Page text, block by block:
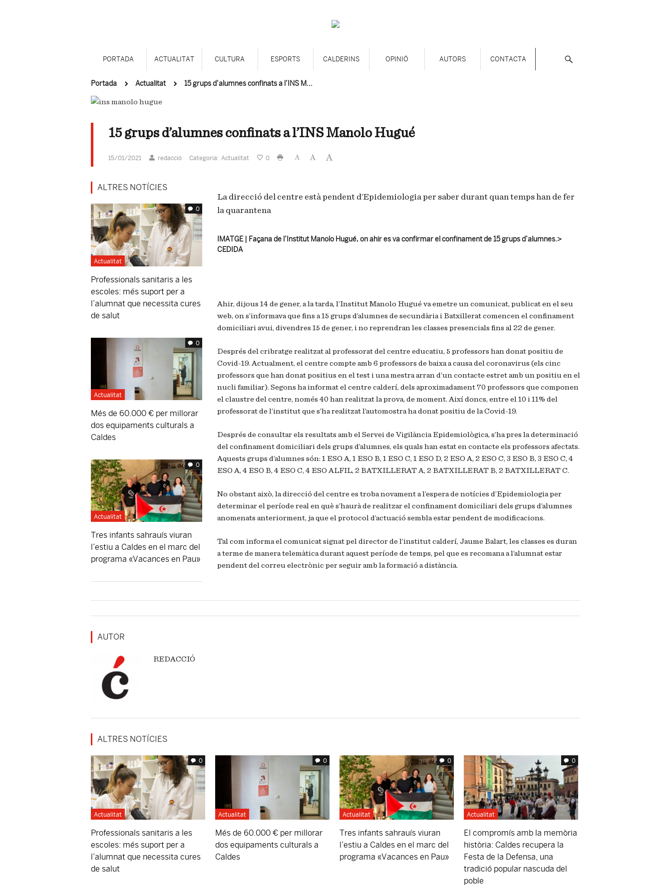
PORTADA ACTUALITAT CULTURA ESPORTS CALDERINS OPINIÓ AUTORS CONTACTA
Portada Actualitat 15 grups d’alumnes confinats a l’INS M...
15 grups d’alumnes confinats a l’INS Manolo Hugué
15/01/2021 redacció Categoria: Actualitat 0
La direcció del centre està pendent d’Epidemiologia per saber durant quan temps han de fer
la quarantena
IMATGE | Façana de l’Institut ManoloHugué, on ahir es va confirmar el confinament de 15 grups d’alumnes.>
CEDIDA
Ahir, dijous 14 de gener, a la tarda, l’InstitutManolo Hugué va emetre un comunicat, publicat en el seu
web, on s’informava que fins a 15 grups d’alumnes de secundària i Batxillerat comencen el confinament
domiciliari avui, divendres 15 de gener, i no reprendran les classes presencials fins al 22 de gener.
Després del cribratge realitzat al professorat del centre educatiu, 5 professors han donat positiude
Covid-19. Actualment, el centre compte amb 6 professors de baixa a causa del coronavirus (els cinc
professors que han donat positius en el test i una mestra arran d’un contacte estret amb un positiu en el
nucli familiar). Segons ha informat el centre calderí, dels aproximadament 70 professors que componen
el claustre del centre, només 40 han realitzat la prova, de moment. Així doncs, entre el 10 i 11% del
professorat de l’institut que s’ha realitzat l’automostraha donat positiu de la Covid-19.
Després de consultar els resultats amb el Servei de Vigilància Epidemiològica, s’hapres la determinació
del confinament domiciliari dels grups d’alumnes, els quals han estat en contacte els professors afectats.
Aquests grups d’alumnes són: 1 ESO A, 1 ESO B, 1 ESO C, 1 ESO D, 2 ESO A, 2 ESO C, 3 ESO B, 3 ESO C, 4
ESO A, 4 ESO B, 4 ESO C, 4 ESO ALFIL, 2 BATXILLERAT A, 2 BATXILLERAT B, 2 BATXILLERAT C.
No obstant això, la direcció del centre es troba novament a l’espera de notícies d’Epidemiologia per
determinar el període real en què s’haurà de realitzar el confinament domiciliari dels grups d’alumnes
anomenats anteriorment, ja que el protocol d’actuació sembla estar pendent de modificacions.
Tal com informa el comunicat signat pel director de l’institut calderí, Jaume Balart, les classes es duran
a terme de manera telemàtica durant aquest període de temps, pel que es recomana a l’alumnat estar
pendent del correu electrònic per seguir amb la formació a distància.
ALTRES NOTÍCIES
0
Actualitat
Professionals sanitaris a les
escoles: més suport per a
l’alumnat que necessita cures
de salut
0
Actualitat
Més de 60.000 € per millorar
dos equipaments culturals a
Caldes
0
Actualitat
Tres infants sahrauís viuran
l’estiu a Caldes en el marc del
programa «Vacances en Pau»
AUTOR
REDACCIÓ
ALTRES NOTÍCIES
0
Actualitat
Professionals sanitaris a les
escoles: més suport per a
l’alumnat que necessita cures
de salut
0
Actualitat
Més de 60.000 € per millorar
dos equipaments culturals a
Caldes
0
Actualitat
Tres infants sahrauís viuran
l’estiu a Caldes en el marc del
programa «Vacances en Pau»
0
Actualitat
El compromís amb la memòria
història: Caldes recupera la
Festa de la Defensa, una
tradició popular nascuda del
poble